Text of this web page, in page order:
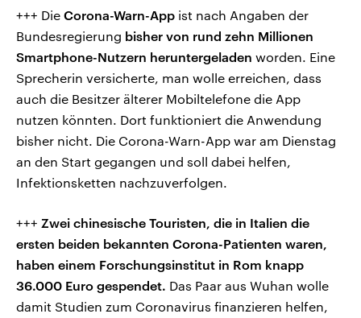
+++ Die Corona-Warn-App ist nach Angaben der
Bundesregierung bisher von rund zehn Millionen
Smartphone-Nutzern heruntergeladen worden. Eine
Sprecherin versicherte, man wolle erreichen, dass
auch die Besitzer älterer Mobiltelefone die App
nutzen könnten. Dort funktioniert die Anwendung
bisher nicht. Die Corona-Warn-App war am Dienstag
an den Start gegangen und soll dabei helfen,
Infektionsketten nachzuverfolgen.
+++ Zwei chinesische Touristen, die in Italien die
ersten beiden bekannten Corona-Patienten waren,
haben einem Forschungsinstitut in Rom knapp
36.000 Euro gespendet. Das Paar aus Wuhan wolle
damit Studien zum Coronavirus finanzieren helfen,